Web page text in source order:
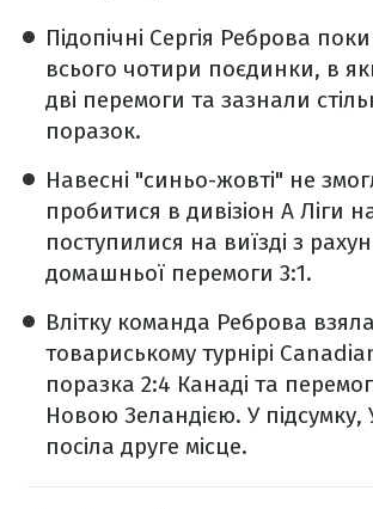
Підопічні Сергія Реброва
всього чотири поєдинки, в
дві перемоги та зазнали
поразок.
Навесні "синьо-жовті" не
пробитися в дивізіон А Ліги
поступилися на виїзді з
домашньої перемоги 3:1.
Влітку команда Реброва
товариському турнірі
поразка 2:4 Канаді та
Новою Зеландією. У підсумку,
посіла друге місце.